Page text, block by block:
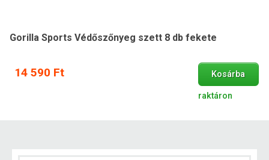
Gorilla Sports Védőszőnyeg szett 8 db fekete
14 590 Ft Kosárba
raktáron